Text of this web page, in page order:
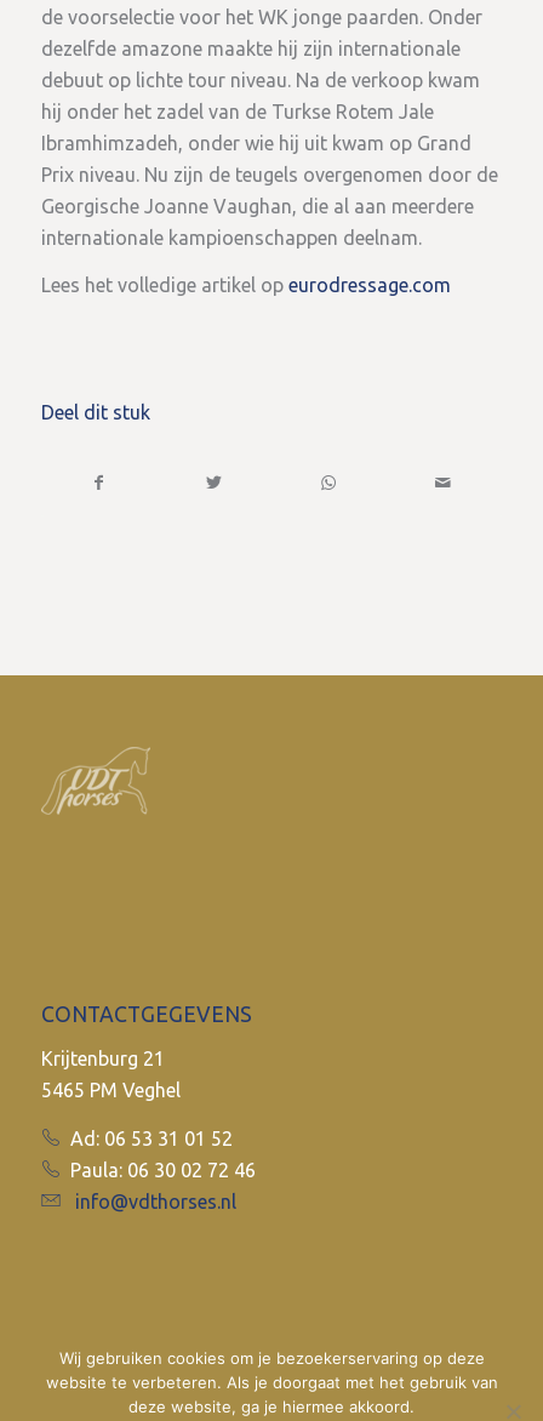
de voorselectie voor het WK jonge paarden. Onder
dezelfde amazone maakte hij zijn internationale
debuut op lichte tour niveau. Na de verkoop kwam
hij onder het zadel van de Turkse Rotem Jale
Ibramhimzadeh, onder wie hij uit kwam op Grand
Prix niveau. Nu zijn de teugels overgenomen door de
Georgische Joanne Vaughan, die al aan meerdere
internationale kampioenschappen deelnam.
Lees het volledige artikel op eurodressage.com
Deel dit stuk
CONTACTGEGEVENS
Krijtenburg 21
5465 PM Veghel
Ad: 06 53 31 01 52
Paula: 06 30 02 72 46
info@vdthorses.nl
Wij gebruiken cookies om je bezoekerservaring op deze
website te verbeteren. Als je doorgaat met het gebruik van
deze website, ga je hiermee akkoord.